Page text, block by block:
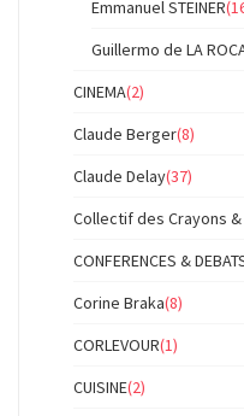
Emmanuel STEINER
Guillermo de LA
CINEMA(2)
Claude Berger(8)
Claude Delay(37)
Collectif des Crayons
CONFERENCES &
Corine Braka(8)
CORLEVOUR(1)
CUISINE(2)